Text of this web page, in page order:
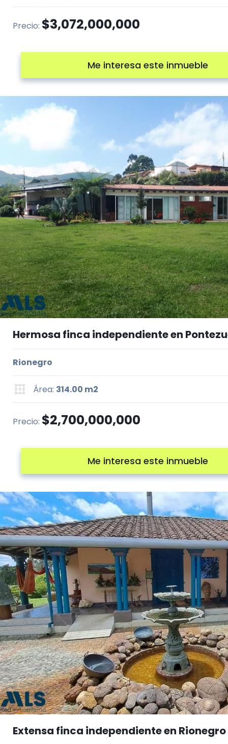
Precio: $3,072,000,000
Me interesa este inmueble
Hermosa finca independiente en
Rionegro
Área: 314.00 m2
Precio: $2,700,000,000
Me interesa este inmueble
Extensa finca independiente en Rionegro